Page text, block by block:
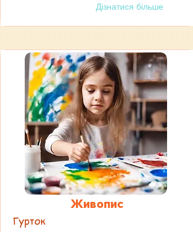
Дізнатися більше
Живопис
Гурток